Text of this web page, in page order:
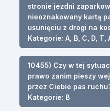
stronie jezdni
nieoznakowany kartą
usunięciu z drogi na
Kategorie: A, B, C, D, T,
10455) Czy w tej
prawo zanim pieszy
przez Ciebie pas
Kategorie: B